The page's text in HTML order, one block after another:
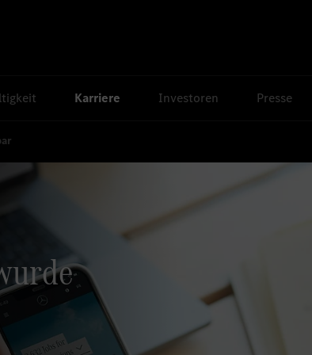
Karriere Investoren Presse